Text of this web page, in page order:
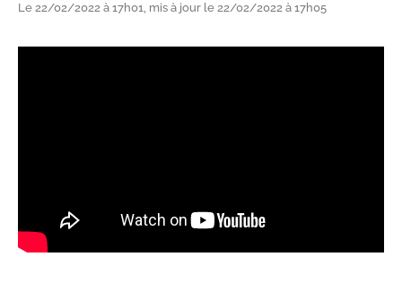
Le 22/02/2022 à 17h01, mis à jour le 22/02/2022 à 17h05